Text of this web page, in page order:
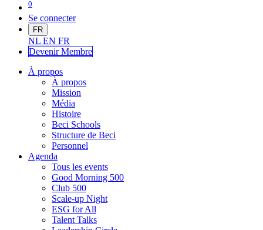
0
Se connecter
FR
NL EN FR
Devenir Membre
À propos
À propos
Mission
Média
Histoire
Beci Schools
Structure de Beci
Personnel
Agenda
Tous les events
Good Morning 500
Club 500
Scale-up Night
ESG for All
Talent Talks